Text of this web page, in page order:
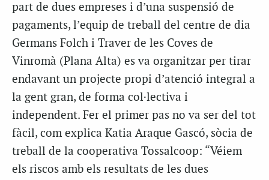
part de dues empreses i d’una suspensió de
pagaments, l’equip de treball del centre de dia
Germans Folch i Traver de les Coves de
Vinromà (Plana Alta) es va organitzar per tirar
endavant un projecte propi d’atenció integral a
la gent gran, de forma col·lectiva i
independent. Fer el primer pas no va ser del tot
fàcil, com explica Katia Araque Gascó, sòcia de
treball de la cooperativa Tossalcoop: “Véiem
els riscos amb els resultats de les dues